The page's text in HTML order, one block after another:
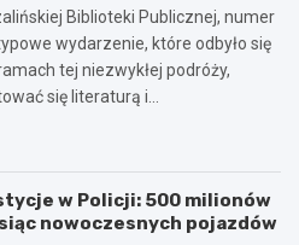
Biblioteki Publicznej, numer
wydarzenie, które odbyło się
tej niezwykłej podróży,
się literaturą i…
w Policji: 500 milionów
nowoczesnych pojazdów